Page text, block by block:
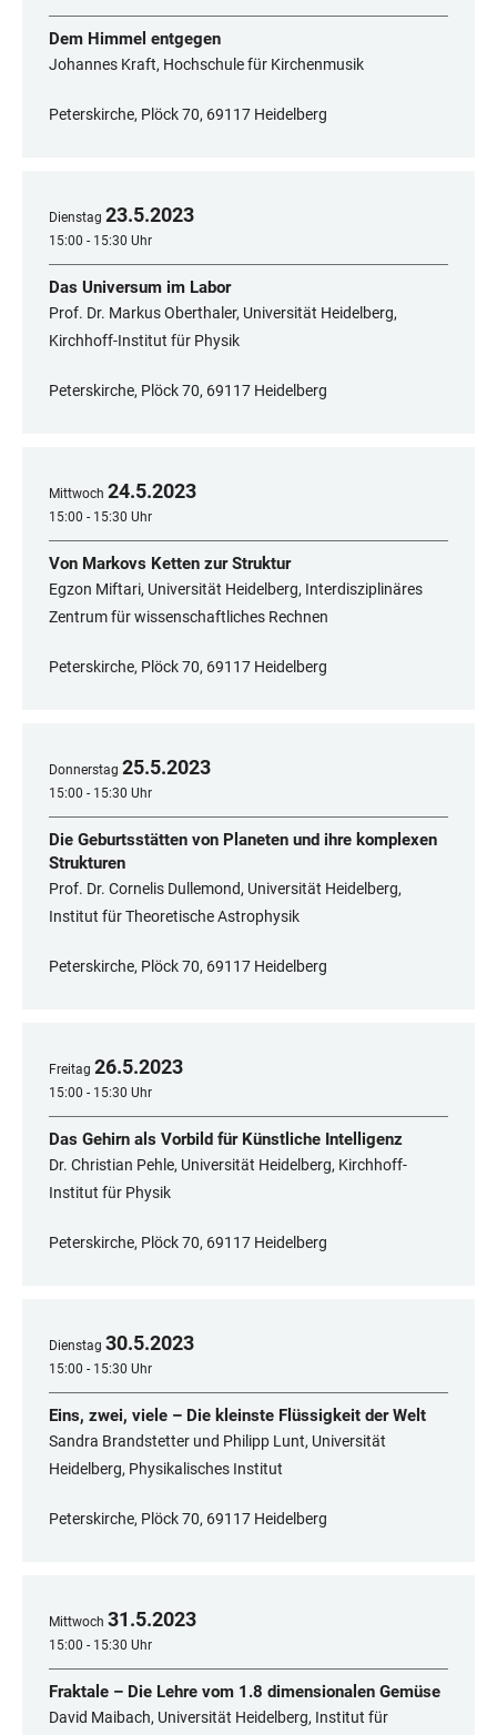
Dem Himmel entgegen
Johannes Kraft, Hochschule für Kirchenmusik
Peterskirche, Plöck 70, 69117 Heidelberg
Dienstag 23.5.2023
15:00 - 15:30 Uhr
Das Universum im Labor
Prof. Dr. Markus Oberthaler, Universität Heidelberg,
Kirchhoff-Institut für Physik
Peterskirche, Plöck 70, 69117 Heidelberg
Mittwoch 24.5.2023
15:00 - 15:30 Uhr
Von Markovs Ketten zur Struktur
Egzon Miftari, Universität Heidelberg, Interdisziplinäres
Zentrum für wissenschaftliches Rechnen
Peterskirche, Plöck 70, 69117 Heidelberg
Donnerstag 25.5.2023
15:00 - 15:30 Uhr
Die Geburtsstätten von Planeten und ihre komplexen
Strukturen
Prof. Dr. Cornelis Dullemond, Universität Heidelberg,
Institut für Theoretische Astrophysik
Peterskirche, Plöck 70, 69117 Heidelberg
Freitag 26.5.2023
15:00 - 15:30 Uhr
Das Gehirn als Vorbild für Künstliche Intelligenz
Dr. Christian Pehle, Universität Heidelberg, Kirchhoff-
Institut für Physik
Peterskirche, Plöck 70, 69117 Heidelberg
Dienstag 30.5.2023
15:00 - 15:30 Uhr
Eins, zwei, viele – Die kleinste Flüssigkeit der Welt
Sandra Brandstetter und Philipp Lunt, Universität
Heidelberg, Physikalisches Institut
Peterskirche, Plöck 70, 69117 Heidelberg
Mittwoch 31.5.2023
15:00 - 15:30 Uhr
Fraktale – Die Lehre vom 1.8 dimensionalen Gemüse
David Maibach, Universität Heidelberg, Institut für